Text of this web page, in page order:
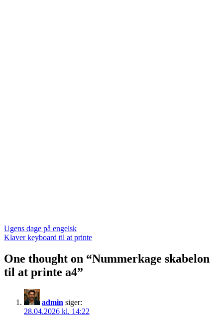
Indlægsnavigation
Ugens dage på engelsk
Klaver keyboard til at printe
One thought on “Nummerkage skabelon
til at printe a4”
admin siger:
28.04.2026 kl. 14:22